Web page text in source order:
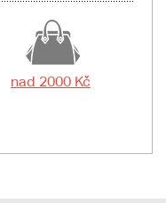
nad 2000 Kč